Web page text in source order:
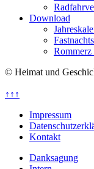
Download
Rommerz
© Heimat und
↑↑↑
Impressum
Kontakt
Danksagung